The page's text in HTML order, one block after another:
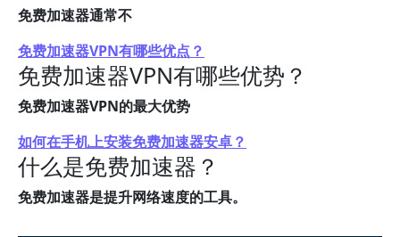
免费加速器通常不
免费加速器VPN有哪些优点？
免费加速器VPN有哪些优势？
免费加速器VPN的最大优势
如何在手机上安装免费加速器安卓？
什么是免费加速器？
免费加速器是提升网络速度的工具。